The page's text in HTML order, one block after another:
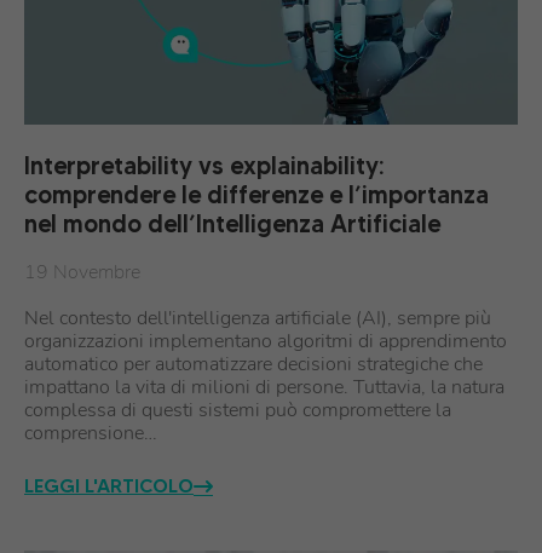
Interpretability vs explainability:
comprendere le differenze e l’importanza
nel mondo dell’Intelligenza Artificiale
19 Novembre
Nel contesto dell'intelligenza artificiale (AI), sempre più
organizzazioni implementano algoritmi di apprendimento
automatico per automatizzare decisioni strategiche che
impattano la vita di milioni di persone. Tuttavia, la natura
complessa di questi sistemi può compromettere la
comprensione…
LEGGI L'ARTICOLO